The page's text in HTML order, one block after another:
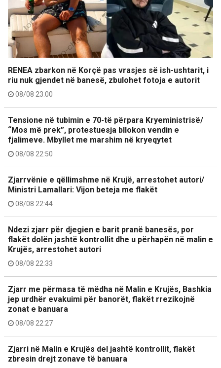
RENEA zbarkon në Korçë pas vrasjes së ish-ushtarit, i
riu nuk gjendet në banesë, zbulohet fotoja e autorit
08/08 23:00
Tensione në tubimin e 70-të përpara Kryeministrisë/
“Mos më prek”, protestuesja bllokon vendin e
fjalimeve. Mbyllet me marshim në kryeqytet
08/08 22:50
Zjarrvënie e qëllimshme në Krujë, arrestohet autori/
Ministri Lamallari: Vijon beteja me flakët
08/08 22:44
Ndezi zjarr për djegien e barit pranë banesës, por
flakët dolën jashtë kontrollit dhe u përhapën në malin e
Krujës, arrestohet autori
08/08 22:33
Zjarr me përmasa të mëdha në Malin e Krujës, Bashkia
jep urdhër evakuimi për banorët, flakët rrezikojnë
zonat e banuara
08/08 22:27
Zjarri në Malin e Krujës del jashtë kontrollit, flakët
zbresin drejt zonave të banuara